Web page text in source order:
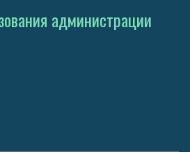
администрации